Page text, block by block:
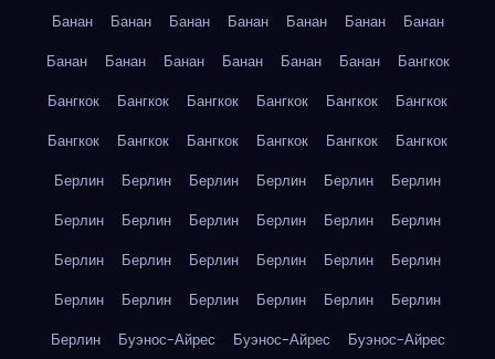
Банан
Банан Банан Банан Банан Банан
Банан
Банан
Банан Банан Банан Банан Банан
Бангкок
Бангкок
Бангкок Бангкок Бангкок Бангкок
Бангкок
Бангкок
Бангкок Бангкок Бангкок Бангкок
Бангкок
Берлин
Берлин Берлин Берлин Берлин
Берлин
Берлин
Берлин Берлин Берлин Берлин
Берлин
Берлин
Берлин Берлин Берлин Берлин
Берлин
Берлин
Берлин Берлин Берлин Берлин
Берлин
Берлин
Буэнос-Айрес Буэнос-Айрес Буэнос-Айрес